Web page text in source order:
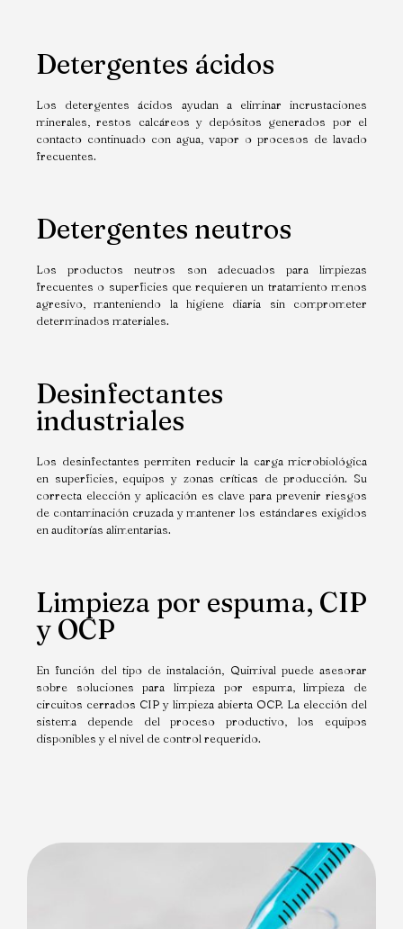
Detergentes ácidos
Los detergentes ácidos ayudan a eliminar incrustaciones
minerales, restos calcáreos y depósitos generados por el
contacto continuado con agua, vapor o procesos de lavado
frecuentes.
Detergentes neutros
Los productos neutros son adecuados para limpiezas
frecuentes o superficies que requieren un tratamiento menos
agresivo, manteniendo la higiene diaria sin comprometer
determinados materiales.
Desinfectantes
industriales
Los desinfectantes permiten reducir la carga microbiológica
en superficies, equipos y zonas críticas de producción. Su
correcta elección y aplicación es clave para prevenir riesgos
de contaminación cruzada y mantener los estándares exigidos
en auditorías alimentarias.
Limpieza por espuma, CIP
y OCP
En función del tipo de instalación, Quimival puede asesorar
sobre soluciones para limpieza por espuma, limpieza de
circuitos cerrados CIP y limpieza abierta OCP. La elección del
sistema depende del proceso productivo, los equipos
disponibles y el nivel de control requerido.